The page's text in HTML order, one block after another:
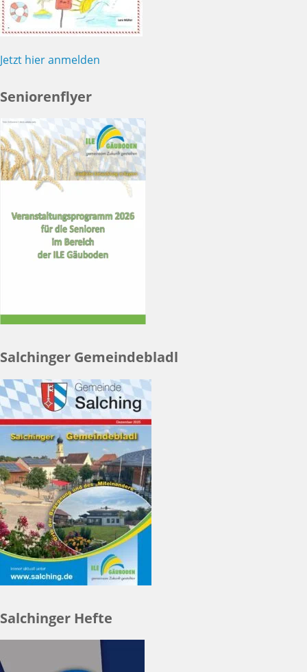
Jetzt hier anmelden
Seniorenflyer
Salchinger Gemeindebladl
Salchinger Hefte